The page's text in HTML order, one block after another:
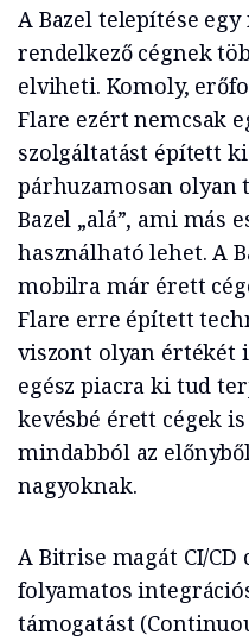
A Bazel telepítése
rendelkező cégnek
elviheti. Komoly,
Flare ezért nemcsak
szolgáltatást épített ki
párhuzamosan olyan
Bazel „alá”, ami más
használható lehet. A
mobilra már érett
Flare erre épített
viszont olyan értékét
egész piacra ki tud
kevésbé érett cégek
mindabból az
nagyoknak.
A Bitrise magát CI/
folyamatos
támogatást